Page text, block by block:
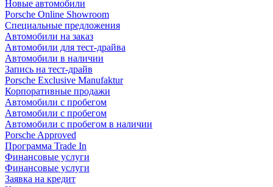
Новые автомобили
Porsche Online Showroom
Специальные предложения
Автомобили на заказ
Автомобили для тест-драйва
Автомобили в наличии
Запись на тест-драйв
Porsche Exclusive Manufaktur
Корпоративные продажи
Автомобили с пробегом
Автомобили с пробегом
Автомобили с пробегом в наличии
Porsche Approved
Программа Trade In
Финансовые услуги
Финансовые услуги
Заявка на кредит